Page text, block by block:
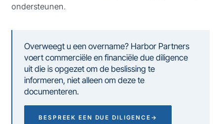
ondersteunen.
Overweegt u een overname? Harbor Partners
voert commerciële en financiële due diligence
uit die is opgezet om de beslissing te
informeren, niet alleen om deze te
documenteren.
BESPREEK EEN DUE DILIGENCE →